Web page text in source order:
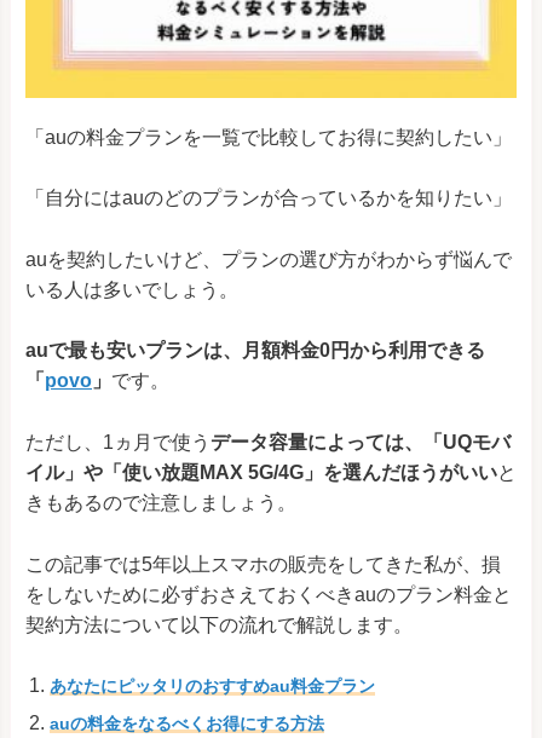
「auの料金プランを一覧で比較してお得に契約したい」
「自分にはauのどのプランが合っているかを知りたい」
auを契約したいけど、プランの選び方がわからず悩んで
いる人は多いでしょう。
auで最も安いプランは、月額料金0円から利用できる
「 povo 」 です。
ただし、1ヵ月で使う データ容量によっては、「UQモバ
イル」や「使い放題MAX 5G/4G」を選んだほうがいいと
きもあるので注意しましょう。
この記事では5年以上スマホの販売をしてきた私が、損
をしないために必ずおさえておくべきauのプラン料金と
契約方法について以下の流れで解説します。
あなたにピッタリのおすすめau料金プラン
auの料金をなるべくお得にする方法